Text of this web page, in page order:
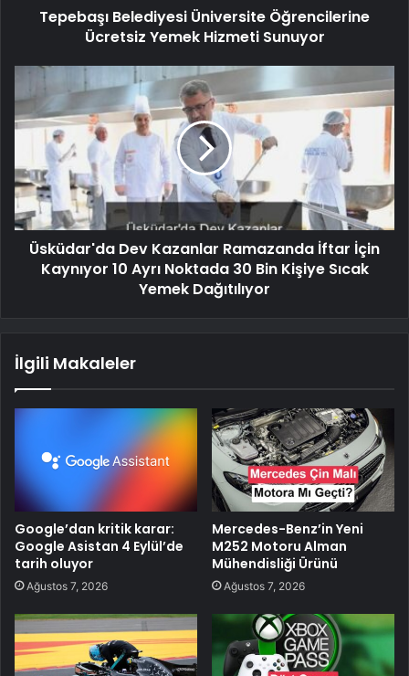
Tepebaşı Belediyesi Üniversite Öğrencilerine
Ücretsiz Yemek Hizmeti Sunuyor
Üsküdar'da Dev Kazanlar Ramazanda İftar İçin
Kaynıyor 10 Ayrı Noktada 30 Bin Kişiye Sıcak
Yemek Dağıtılıyor
İlgili Makaleler
Google’dan kritik karar:
Google Asistan 4 Eylül’de
tarih oluyor
Ağustos 7, 2026
Mercedes-Benz’in Yeni
M252 Motoru Alman
Mühendisliği Ürünü
Ağustos 7, 2026